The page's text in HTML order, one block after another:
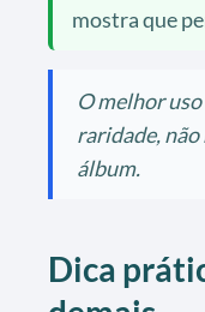
mostra que
O melhor
raridade,
álbum.
Dica